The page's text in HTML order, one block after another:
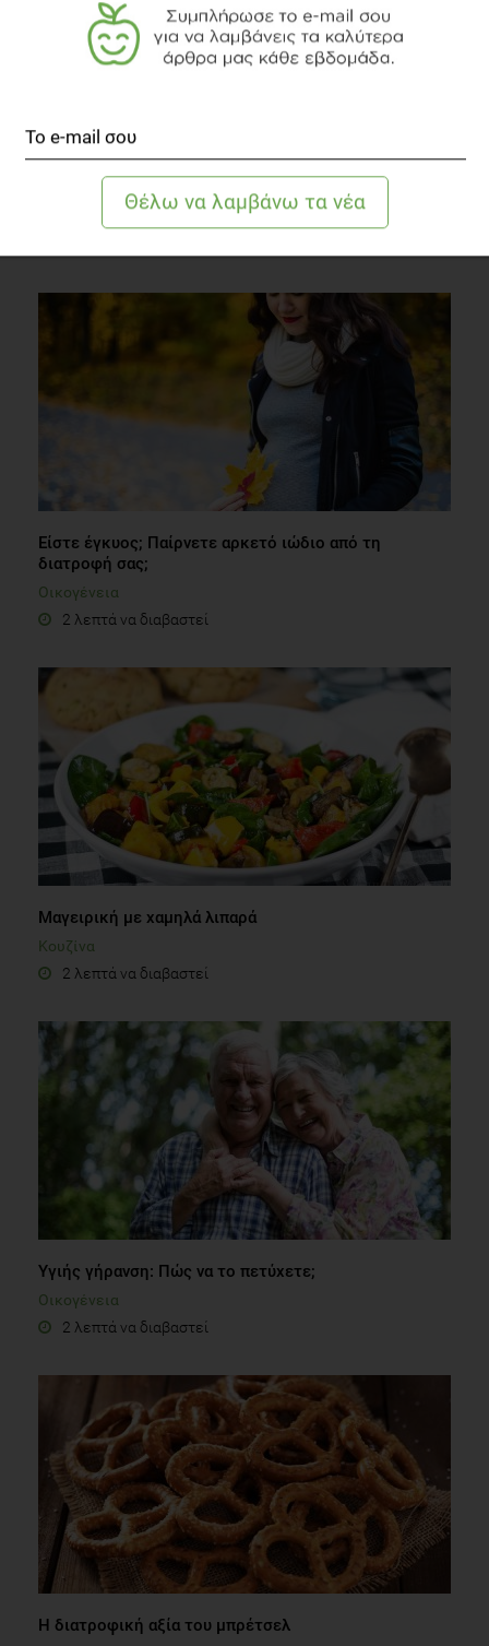
ΔΙΑΤΡΟΦΗ
Είστε έγκυος; Παίρνετε αρκετό ιώδιο από τη
διατροφή σας;
Οικογένεια
2 λεπτά να διαβαστεί
Μαγειρική με χαμηλά λιπαρά
Κουζίνα
2 λεπτά να διαβαστεί
Υγιής γήρανση: Πώς να το πετύχετε;
Οικογένεια
2 λεπτά να διαβαστεί
Η διατροφική αξία του μπρέτσελ